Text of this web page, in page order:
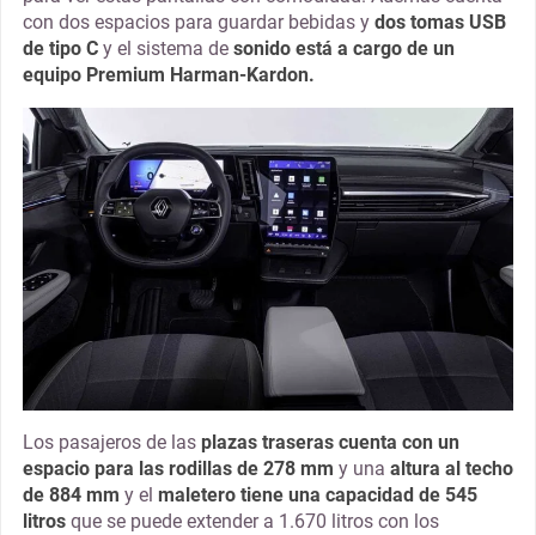
con dos espacios para guardar bebidas y dos tomas USB
de tipo Cy el sistema de sonido está a cargo de un
equipo Premium Harman-Kardon.
Los pasajeros de las plazas traseras cuenta con un
espacio para las rodillas de 278 mm y una altura al techo
de 884 mm y el maletero tiene una capacidad de 545
litrosque se puede extender a 1.670 litros con los